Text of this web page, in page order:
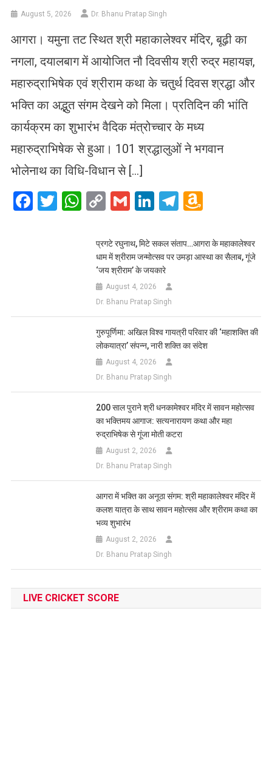
August 5, 2026 Dr. Bhanu Pratap Singh
आगरा। यमुना तट स्थित श्री महाकालेश्वर मंदिर, बूढ़ी का
नगला, दयालबाग में आयोजित नौ दिवसीय श्री रुद्र महायज्ञ,
महारुद्राभिषेक एवं श्रीराम कथा के चतुर्थ दिवस श्रद्धा और
भक्ति का अद्भुत संगम देखने को मिला। प्रतिदिन की भांति
कार्यक्रम का शुभारंभ वैदिक मंत्रोच्चार के मध्य
महारुद्राभिषेक से हुआ। 101 श्रद्धालुओं ने भगवान
भोलेनाथ का विधि-विधान से […]
Facebook
Twitter
WhatsApp
CopyGmailLinkedIn
Telegram
List
प्रगटे रघुनाथ, मिटे सकल संताप…आगरा के महाकालेश्वर
धाम में श्रीराम जन्मोत्सव पर उमड़ा आस्था का सैलाब, गूंजे
‘जय श्रीराम’ के जयकारे
August 4, 2026
Dr. Bhanu Pratap Singh
गुरुपूर्णिमा: अखिल विश्व गायत्री परिवार की ‘महाशक्ति की
लोकयात्रा’ संपन्न, नारी शक्ति का संदेश
August 4, 2026
Dr. Bhanu Pratap Singh
200 साल पुराने श्री धनकामेश्वर मंदिर में सावन महोत्सव
का भक्तिमय आगाज: सत्यनारायण कथा और महा
रुद्राभिषेक से गूंजा मोती कटरा
August 2, 2026
Dr. Bhanu Pratap Singh
आगरा में भक्ति का अनूठा संगम: श्री महाकालेश्वर मंदिर में
कलश यात्रा के साथ सावन महोत्सव और श्रीराम कथा का
भव्य शुभारंभ
August 2, 2026
Dr. Bhanu Pratap Singh
LIVE CRICKET SCORE